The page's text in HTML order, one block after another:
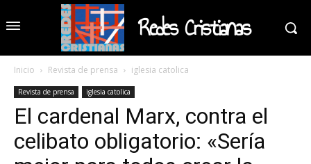
Redes Cristianas
Inicio Revista de prensa iglesia catolica
Revista de prensa iglesia catolica
El cardenal Marx, contra el
celibato obligatorio: «Sería